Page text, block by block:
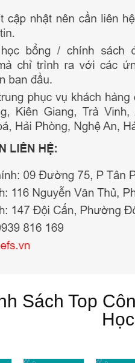
Sách Top
Học